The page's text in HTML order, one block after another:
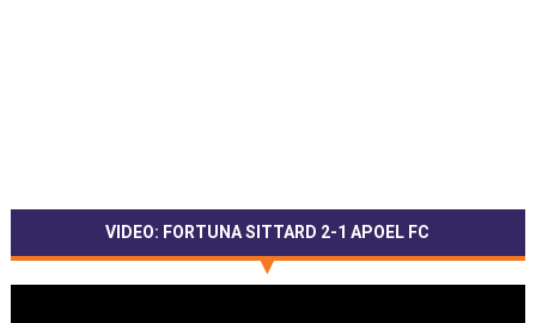
VIDEO: FORTUNA SITTARD 2-1 APOEL FC